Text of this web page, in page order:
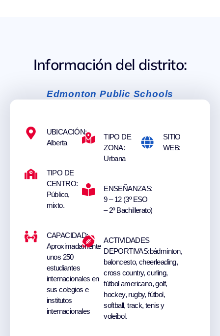
Información del distrito:
Edmonton Public Schools
UBICACIÓN:
Alberta
TIPO DE
CENTRO:
Público,
mixto.
CAPACIDAD:
Aproximadamente
unos 250
estudiantes
internacionales en
sus colegios e
institutos
internacionales
TIPO DE
ZONA:
Urbana
ENSEÑANZAS:
9 – 12 (3º ESO
– 2º Bachillerato)
ACTIVIDADES
DEPORTIVAS:bádminton,
baloncesto, cheerleading,
cross country, curling,
fútbol americano, golf,
hockey, rugby, fútbol,
softball, track, tenis y
voleibol.
SITIO
WEB: